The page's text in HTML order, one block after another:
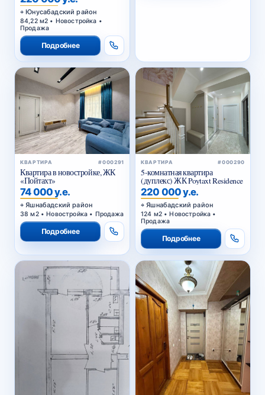
Юнусабадский район
84,22 м2 • Новостройка •
Продажа
Подробнее
КВАРТИРА #000291
Квартира в новостройке, ЖК
«Пойтахт»
74 000 у.е.
Яшнабадский район
38 м2 • Новостройка • Продажа
Подробнее
КВАРТИРА #000290
5-комнатная квартира
(дуплекс) ЖК Poytaxt Residence
220 000 у.е.
Яшнабадский район
124 м2 • Новостройка •
Продажа
Подробнее